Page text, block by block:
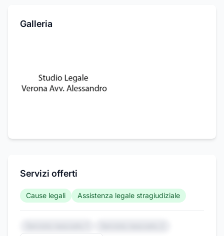
Galleria
Servizi offerti
Cause legali Assistenza legale stragiudiziale